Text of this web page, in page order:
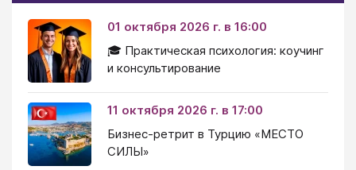
01 октября 2026 г. в 16:00
🎓 Практическая психология: коучинг
и консультирование
11 октября 2026 г. в 17:00
Бизнес-ретрит в Турцию «МЕСТО
СИЛЫ»